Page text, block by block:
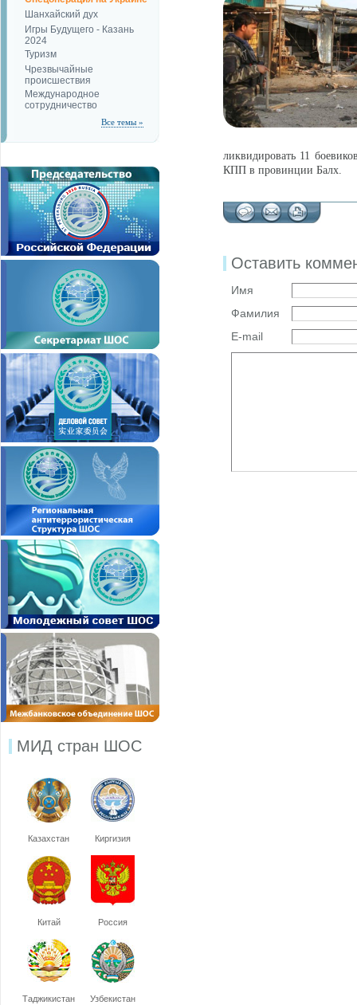
Шанхайский дух
Игры Будущего - Казань
2024
Туризм
Чрезвычайные
происшествия
Международное
сотрудничество
Все темы »
МИД стран ШОС
Казахстан Киргизия
Китай Россия
Таджикистан Узбекистан
ликвидировать 11
КПП в провинции Балх.
Оставить
Имя
Фамилия
E-mail